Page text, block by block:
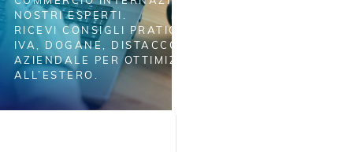
NOSTRI ESPERTI.
RICEVI CONSIGLI PRATICI E AGGIORNAMENTI SU
IVA, DOGANE, DISTACCO E SVILUPPO
AZIENDALE PER OTTIMIZZARE LE TUE ATTIVITÀ
ALL’ESTERO.